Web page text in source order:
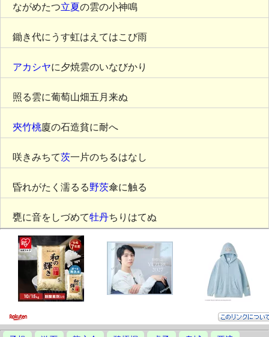
ながめたつ立夏の雲の小神鳴
鋤き代にうす虹はえてはこび雨
アカシヤに夕焼雲のいなびかり
照る雲に葡萄山畑五月来ぬ
夾竹桃廈の石造貧に耐へ
咲きみちて茨一片のちるはなし
昏れがたく濡るる野茨傘に触る
甕に音をしづめて牡丹ちりはてぬ